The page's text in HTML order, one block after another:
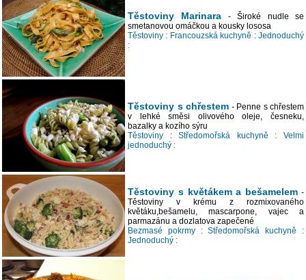
Těstoviny Marinara - Široké nudle se
smetanovou omáčkou a kousky lososa
Těstoviny : Francouzská kuchyně : Jednoduchý
:
Těstoviny s chřestem - Penne s chřestem
v lehké směsi olivového oleje, česneku,
bazalky a kozího sýru
Těstoviny :
Středomořská kuchyně :
Velmi
jednoduchý :
Těstoviny s květákem a bešamelem -
Těstoviny v krému z rozmixovaného
květáku,bešamelu, mascarpone, vajec a
parmazánu a dozlatova zapečené
Bezmasé pokrmy : Středomořská kuchyně :
Jednoduchý :